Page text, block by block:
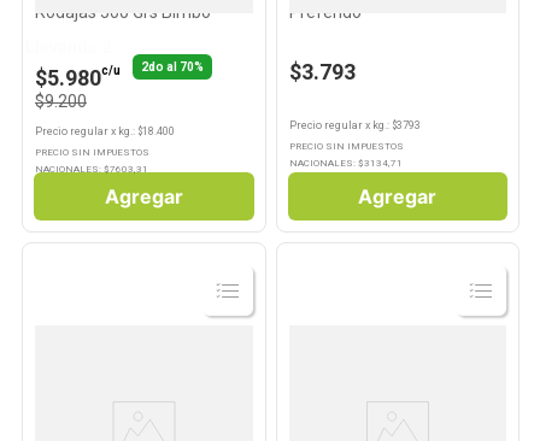
Rodajas 500 Grs Bimbo
$5.980c/u 2do al 70%
$9.200
Precio regular x kg.: $18.400
PRECIO SIN IMPUESTOS
NACIONALES: $7603,31
Agregar
Preferido
$3.793
Precio regularx kg.: $3793
PRECIO SIN IMPUESTOS
NACIONALES: $3134,71
Agregar
Ver
Producto
Ver
Producto